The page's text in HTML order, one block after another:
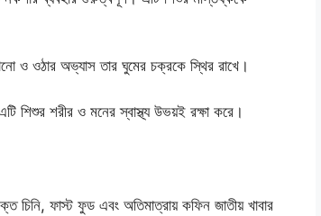
ও ওঠার অভ্যাস তার ঘুমের চক্রকে স্থির রাখে।
শিশুর শরীর ও মনের স্বাস্থ্য উভয়ই রক্ষা করে।
চিনি, ফাস্ট ফুড এবং অতিমাত্রায় কফিন জাতীয় খাবার